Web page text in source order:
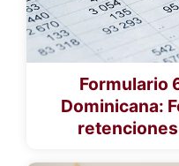
Formulario
Dominicana:
retenciones